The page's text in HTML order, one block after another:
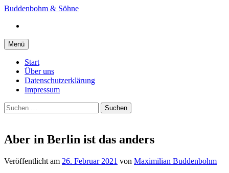
Springe
Inhalt
Buddenbohm & Söhne
Menü
Start
Über uns
Datenschutzerklärung
Impressum
Suchen
nach:
Aber in Berlin ist das anders
Veröffentlicht am 26. Februar 2021 von Maximilian Buddenbohm